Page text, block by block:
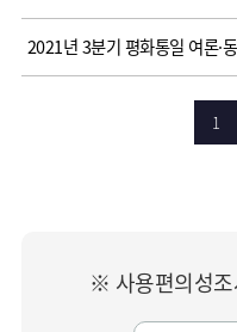
2021년 3분기 평화통일 여론·
1
※ 사용편의성조